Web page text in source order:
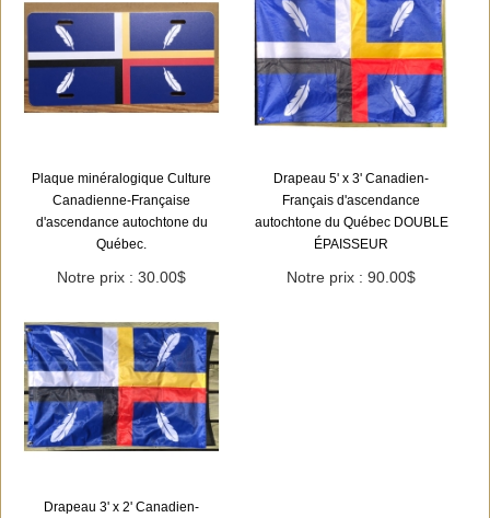
Plaque minéralogique Culture
Canadienne-Française
d'ascendance autochtone du
Québec.
Notre prix : 30.00$
Drapeau 5' x 3' Canadien-
Français d'ascendance
autochtone du Québec DOUBLE
ÉPAISSEUR
Notre prix : 90.00$
Drapeau 3' x 2' Canadien-